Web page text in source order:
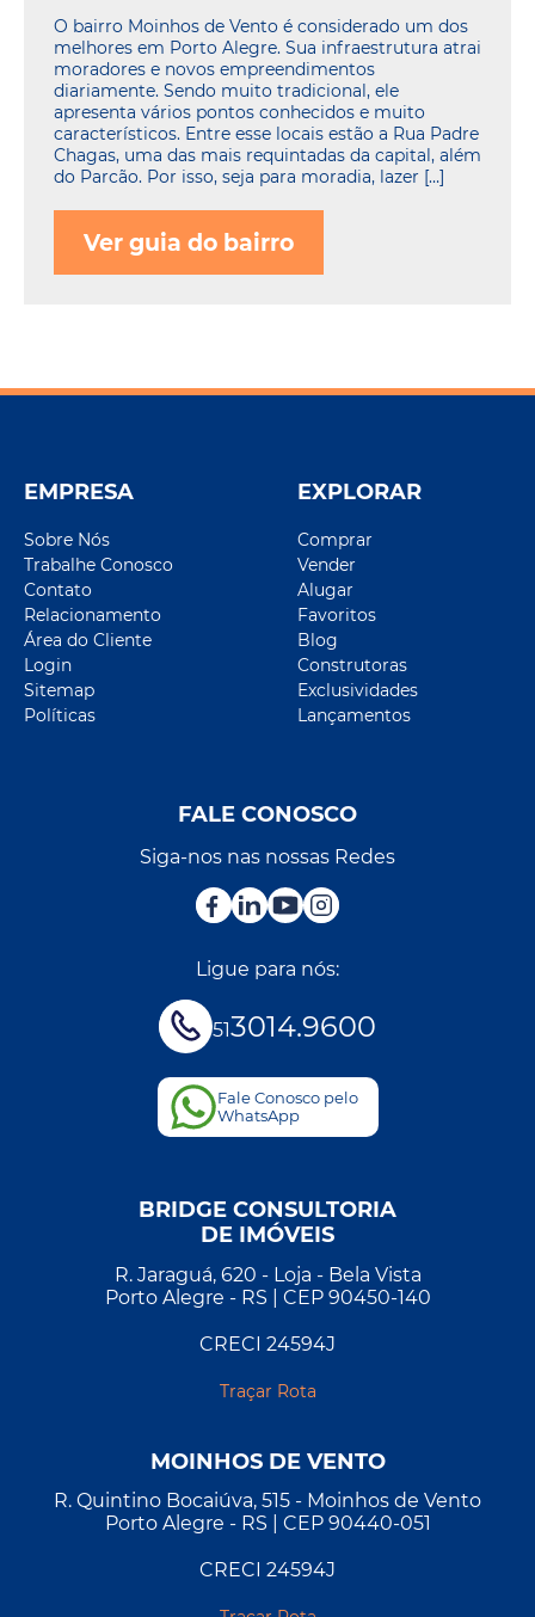
O bairro Moinhos de Vento é considerado um dos
melhores em Porto Alegre. Sua infraestrutura atrai
moradores e novos empreendimentos
diariamente. Sendo muito tradicional, ele
apresenta vários pontos conhecidos e muito
característicos. Entre esse locais estão a Rua Padre
Chagas, uma das mais requintadas da capital, além
do Parcão. Por isso, seja para moradia, lazer […]
Ver guia do bairro
EMPRESA
Sobre Nós
Trabalhe Conosco
Contato
Relacionamento
Área do Cliente
Login
Sitemap
Políticas
EXPLORAR
Comprar
Vender
Alugar
Favoritos
Blog
Construtoras
Exclusividades
Lançamentos
FALE CONOSCO
Siga-nos nas nossas Redes
Ligue para nós:
513014.9600
Fale Conosco pelo
WhatsApp
BRIDGE CONSULTORIA
DE IMÓVEIS
R. Jaraguá, 620 - Loja - Bela Vista
Porto Alegre - RS | CEP 90450-140
CRECI 24594J
Traçar Rota
MOINHOS DE VENTO
R. Quintino Bocaiúva, 515 - Moinhos de Vento
Porto Alegre - RS | CEP 90440-051
CRECI 24594J